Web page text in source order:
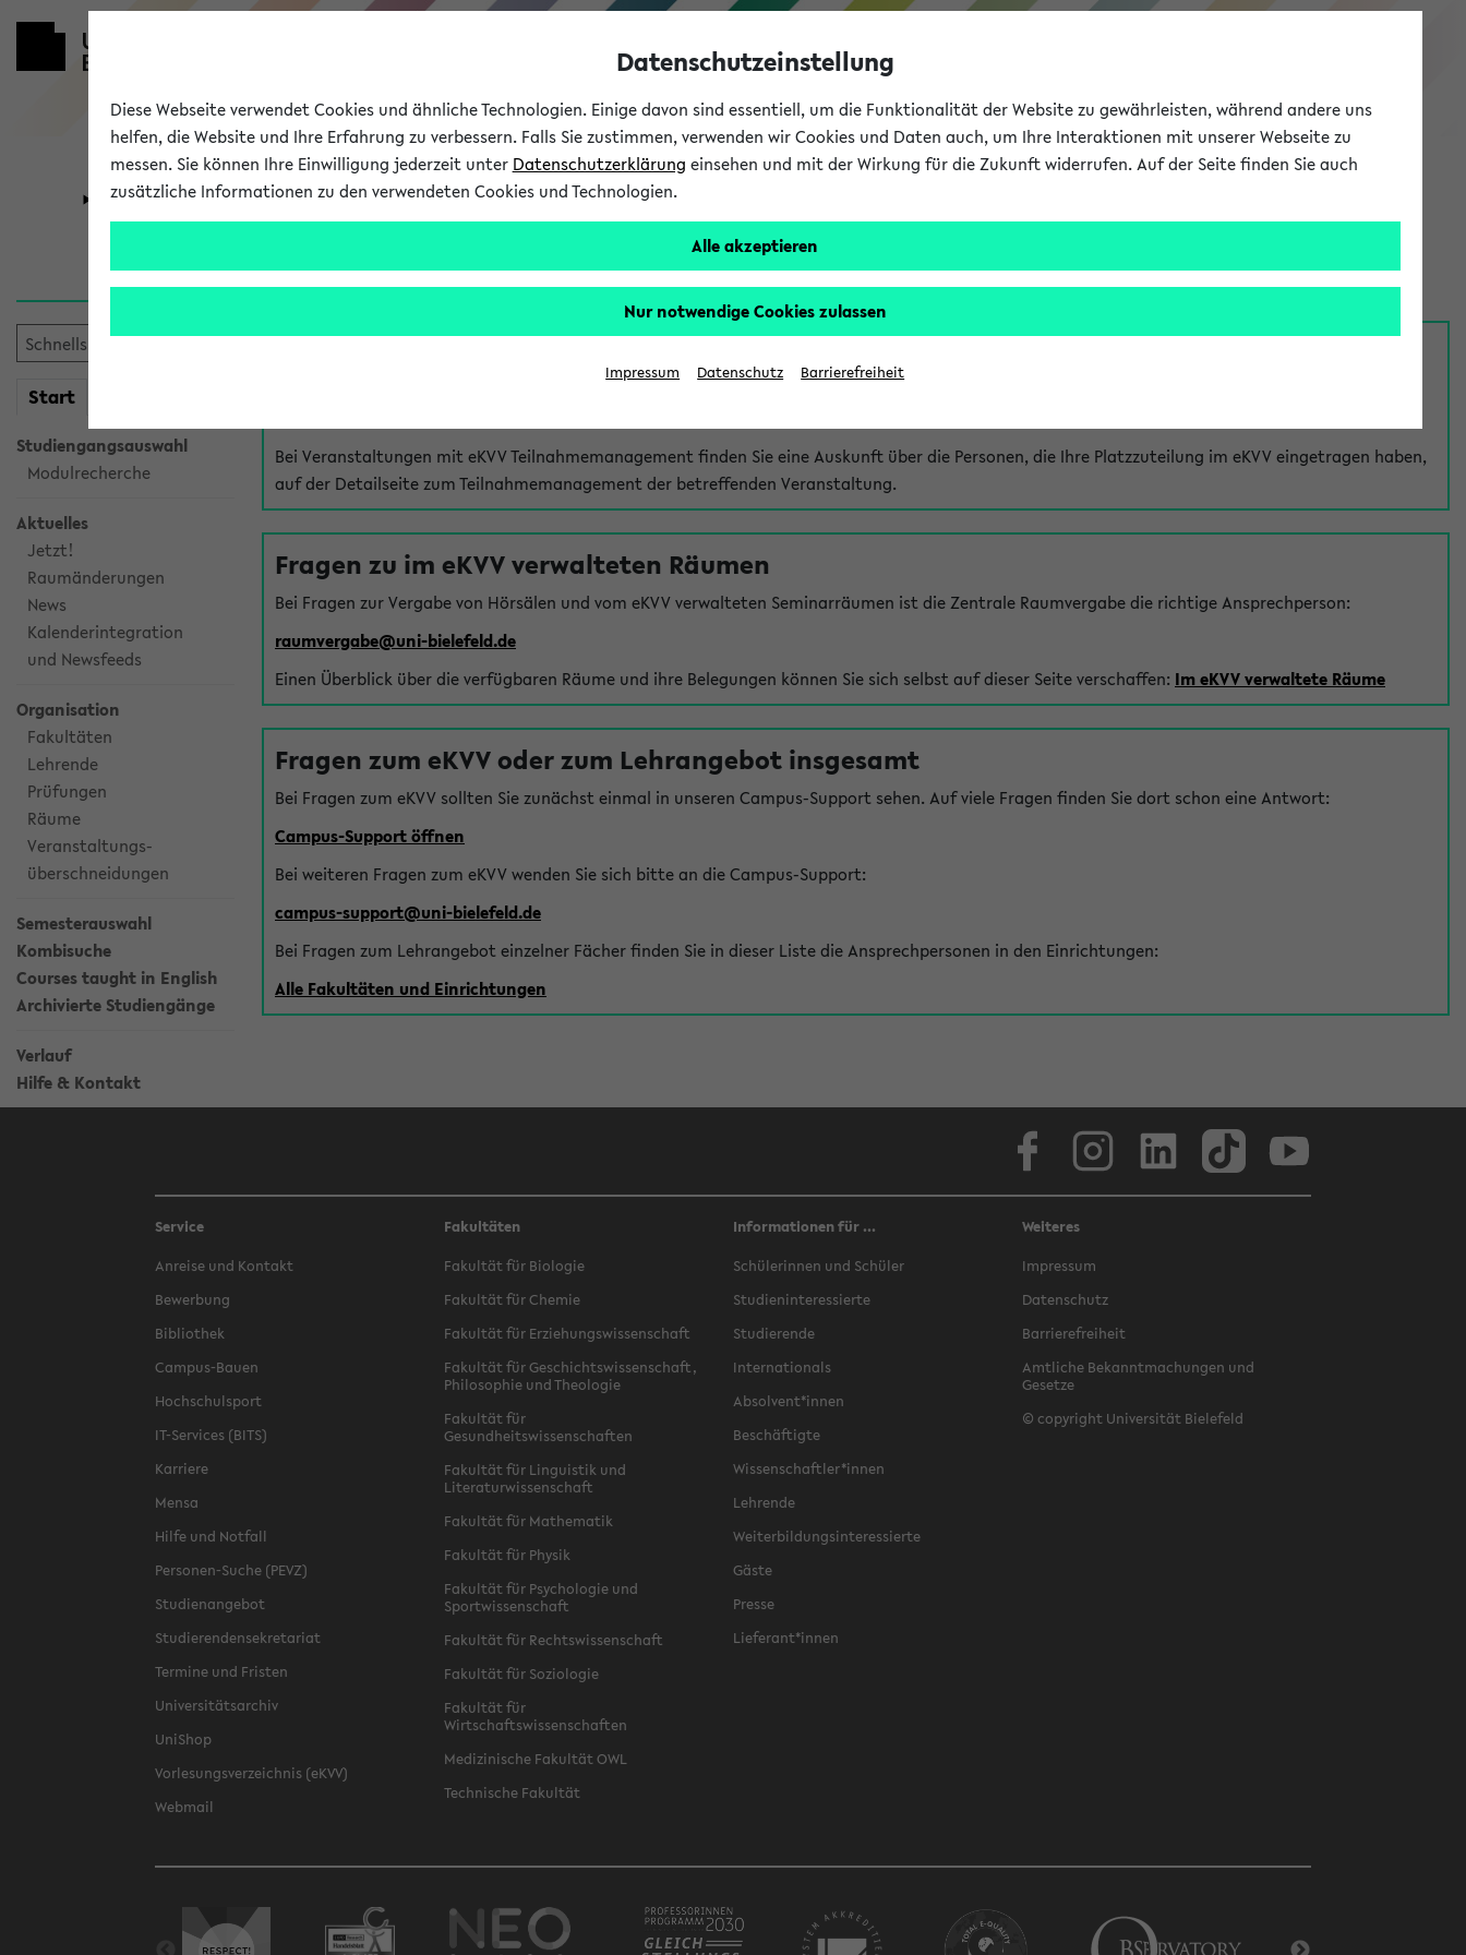
eKVV
Universität Forschung Studium
Start
Studiengangsauswahl
Modulrecherche
Aktuelles
Jetzt!
Raumänderungen
News
Kalenderintegration
und Newsfeeds
Organisation
Fakultäten
Lehrende
Prüfungen
Räume
Veranstaltungs-
überschneidungen
Semesterauswahl
Kombisuche
Courses taught in English
Archivierte Studiengänge
Verlauf
Hilfe & Kontakt
Hilfe & Kontakt
Bei Veranstaltungen mit eKVV Teilnahmemanagement finden Sie eine Auskunft über die Personen, die Ihre Platzzuteilung im eKVV eingetragen haben,
auf der Detailseite zum Teilnahmemanagement der betreffenden Veranstaltung.
Fragen zu im eKVV verwalteten Räumen
Bei Fragen zur Vergabe von Hörsälen und vom eKVV verwalteten Seminarräumen ist die Zentrale Raumvergabe die richtige Ansprechperson:
raumvergabe@uni-bielefeld.de
Einen Überblick über die verfügbaren Räume und ihre Belegungen können Sie sich selbst auf dieser Seite verschaffen: Im eKVV verwaltete Räume
Fragen zum eKVV oder zum Lehrangebot insgesamt
Bei Fragen zum eKVV sollten Sie zunächst einmal in unseren Campus-Support sehen. Auf viele Fragen finden Sie dort schon eine Antwort:
Campus-Support öffnen
Bei weiteren Fragen zum eKVV wenden Sie sich bitte an die Campus-Support:
campus-support@uni-bielefeld.de
Bei Fragen zum Lehrangebot einzelner Fächer finden Sie in dieser Liste die Ansprechpersonen in den Einrichtungen:
Alle Fakultäten und Einrichtungen
Service
Anreise und Kontakt
Bewerbung
Bibliothek
Campus-Bauen
Hochschulsport
IT-Services (BITS)
Karriere
Mensa
Hilfe und Notfall
Personen-Suche (PEVZ)
Studienangebot
Studierendensekretariat
Termine und Fristen
Universitätsarchiv
UniShop
Vorlesungsverzeichnis (eKVV)
Webmail
Fakultäten
Fakultät für Biologie
Fakultät für Chemie
Fakultät für Erziehungswissenschaft
Fakultät für Geschichtswissenschaft,
Philosophie und Theologie
Fakultät für
Gesundheitswissenschaften
Fakultät für Linguistik und
Literaturwissenschaft
Fakultät für Mathematik
Fakultät für Physik
Fakultät für Psychologie und
Sportwissenschaft
Fakultät für Rechtswissenschaft
Fakultät für Soziologie
Fakultät für
Wirtschaftswissenschaften
Medizinische Fakultät OWL
Technische Fakultät
Informationen für ...
Schülerinnen und Schüler
Studieninteressierte
Studierende
Internationals
Absolvent*innen
Beschäftigte
Wissenschaftler*innen
Lehrende
Weiterbildungsinteressierte
Gäste
Presse
Lieferant*innen
Weiteres
Impressum
Datenschutz
Barrierefreiheit
Amtliche Bekanntmachungen und
Gesetze
© copyright Universität Bielefeld
Datenschutzeinstellung
Diese Webseite verwendet Cookies und ähnliche Technologien. Einige davon sind essentiell, um die Funktionalität der Website zu gewährleisten, während andere uns
helfen, die Website und Ihre Erfahrung zu verbessern. Falls Sie zustimmen, verwenden wir Cookies und Daten auch, um Ihre Interaktionen mit unserer Webseite zu
messen. Sie können Ihre Einwilligung jederzeit unter Datenschutzerklärung einsehen und mit der Wirkung für die Zukunft widerrufen. Auf der Seite finden Sie auch
zusätzliche Informationen zu den verwendeten Cookies und Technologien.
Alle akzeptieren
Nur notwendige Cookies zulassen
Impressum Datenschutz Barrierefreiheit